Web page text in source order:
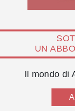
UN
Il mondo di